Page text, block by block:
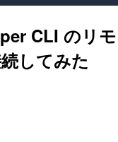
CLI のリ
してみた